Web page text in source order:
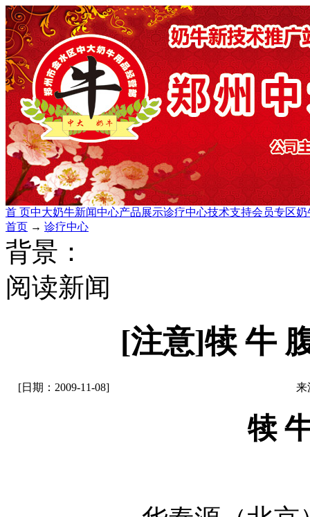
首 页中大奶牛新闻中心产品展示诊疗中心技术支持会员专区奶
首页 → 诊疗中心
背景：
阅读新闻
[注意]犊 牛
[日期：2009-11-08] 来
犊